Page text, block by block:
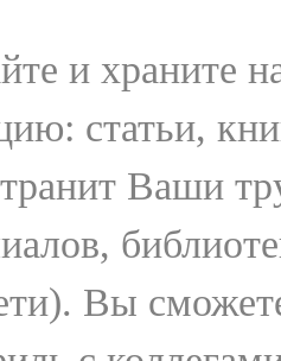
и храните
статьи,
Ваши
Вы